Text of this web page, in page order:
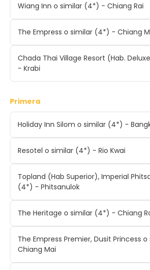
Wiang Inn o similar (4*) - Chiang Rai
The Empress o similar (4*) - Chiang
Chada Thai Village Resort (Hab.
- Krabi
Primera
Holiday Inn Silom o similar (4*) -
Resotel o similar (4*) - Rio Kwai
Topland (Hab Superior), Imperial
(4*) - Phitsanulok
The Heritage o similar (4*) - Chiang
The Empress Premier, Dusit Princess
Chiang Mai